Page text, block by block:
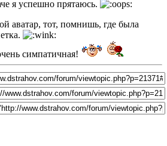
я успешно прятаюсь.
аватар, тот, помнишь, где была
симпатичная!